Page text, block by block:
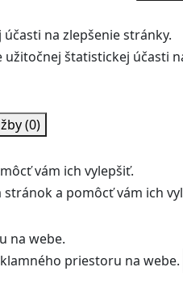
na zlepšenie stránky.
štatistickej účasti
(0)
vám ich vylepšiť.
a pomôcť vám ich
na webe.
priestoru na webe.